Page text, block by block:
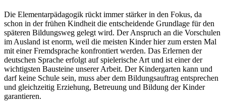
Die Elementarpädagogik rückt immer stärker in den Fokus, da
schon in der frühen Kindheit die entscheidende Grundlage für den
späteren Bildungsweg gelegt wird. Der Anspruch an die Vorschulen
im Ausland ist enorm, weil die meisten Kinder hier zum ersten Mal
mit einer Fremdsprache konfrontiert werden. Das Erlernen der
deutschen Sprache erfolgt auf spielerische Art und ist einer der
wichtigsten Bausteine unserer Arbeit. Der Kindergarten kann und
darf keine Schule sein, muss aber dem Bildungsauftrag entsprechen
und gleichzeitig Erziehung, Betreuung und Bildung der Kinder
garantieren.